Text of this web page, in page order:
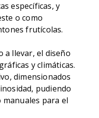
específicas, y
o como
frutícolas.
a llevar, el diseño
y climáticas.
dimensionados
pudiendo
para el